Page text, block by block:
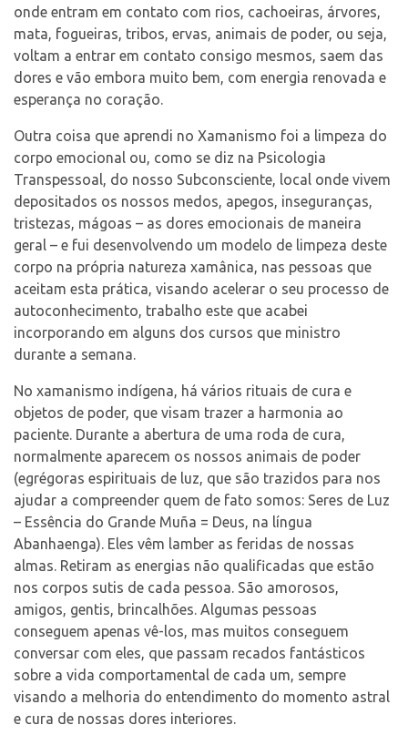
onde entram em contato com rios, cachoeiras, árvores,
mata, fogueiras, tribos, ervas, animais de poder, ou seja,
voltam a entrar em contato consigo mesmos, saem das
dores e vão embora muito bem, com energia renovada e
esperança no coração.
Outra coisa que aprendi no Xamanismo foi a limpeza do
corpo emocional ou, como se diz na Psicologia
Transpessoal, do nosso Subconsciente, local onde vivem
depositados os nossos medos, apegos, inseguranças,
tristezas, mágoas – as dores emocionais de maneira
geral – e fui desenvolvendo um modelo de limpeza deste
corpo na própria natureza xamânica, nas pessoas que
aceitam esta prática, visando acelerar o seu processo de
autoconhecimento, trabalho este que acabei
incorporando em alguns dos cursos que ministro
durante a semana.
No xamanismo indígena, há vários rituais de cura e
objetos de poder, que visam trazer a harmonia ao
paciente. Durante a abertura de uma roda de cura,
normalmente aparecem os nossos animais de poder
(egrégoras espirituais de luz, que são trazidos para nos
ajudar a compreender quem de fato somos: Seres de Luz
– Essência do Grande Muña = Deus, na língua
Abanhaenga). Eles vêm lamber as feridas de nossas
almas. Retiram as energias não qualificadas que estão
nos corpos sutis de cada pessoa. São amorosos,
amigos, gentis, brincalhões. Algumas pessoas
conseguem apenas vê-los, mas muitos conseguem
conversar com eles, que passam recados fantásticos
sobre a vida comportamental de cada um, sempre
visando a melhoria do entendimento do momento astral
e cura de nossas dores interiores.